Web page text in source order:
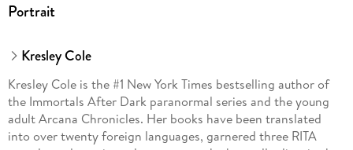
Portrait
Kresley Cole
Kresley Cole is the #1 New York Times bestselling author of
the Immortals After Dark paranormal series and the young
adult Arcana Chronicles. Her books have been translated
into over twenty foreign languages, garnered three RITA